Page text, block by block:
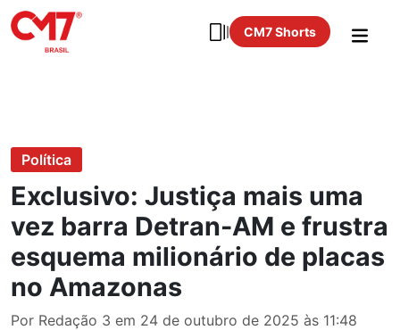
CM7 Shorts
Política
Exclusivo: Justiça mais uma
vez barra Detran-AM e frustra
esquema milionário de placas
no Amazonas
Por Redação 3 em 24 de outubro de 2025 às 11:48